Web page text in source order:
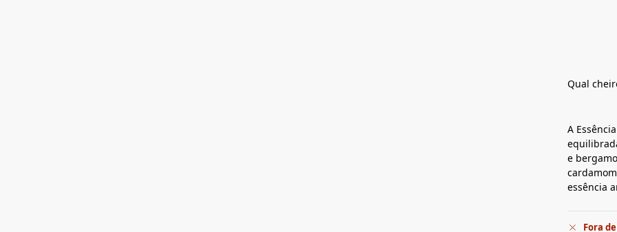
Qual
A
e
essência
Fora